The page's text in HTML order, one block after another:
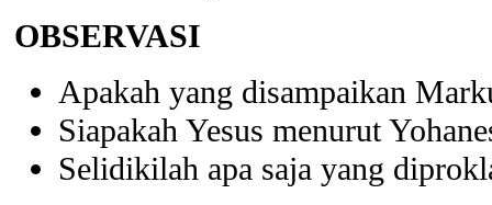
OBSERVASI
Apakah yang disampaikan
Siapakah Yesus menurut
Selidikilah apa saja yang